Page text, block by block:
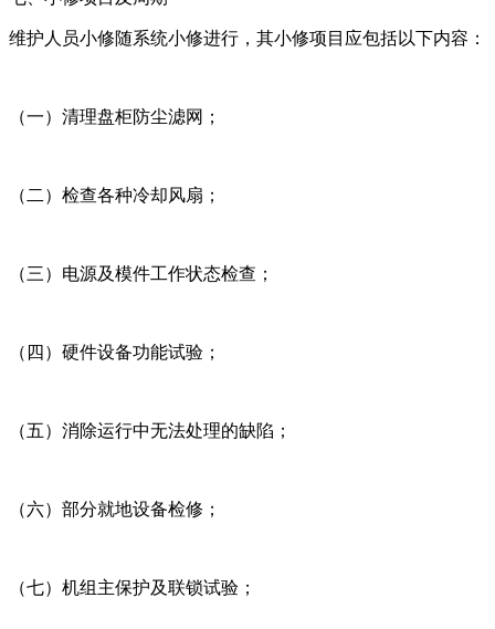
维护人员小修随系统小修进行，其小修项目应包括以下内容：
（一）清理盘柜防尘滤网；
（二）检查各种冷却风扇；
（三）电源及模件工作状态检查；
（四）硬件设备功能试验；
（五）消除运行中无法处理的缺陷；
（六）部分就地设备检修；
（七）机组主保护及联锁试验；